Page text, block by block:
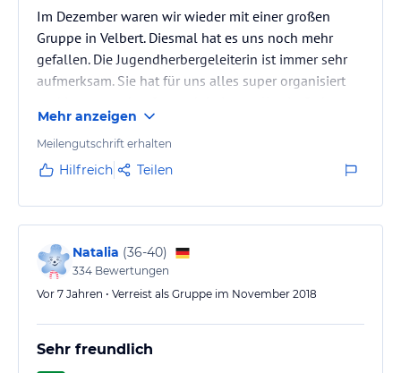
Im Dezember waren wir wieder mit einer großen
Gruppe in Velbert. Diesmal hat es uns noch mehr
gefallen. Die Jugendherbergeleiterin ist immer sehr
aufmerksam. Sie hat für uns alles super organisiert
wäre. Die Zimmer sind groß und sauber. Das einzige,
was verbessert werden kann ist Internet. WiFi gibt es
leider nur auf der ersten Etage. Es wäre nicht schlecht
nur Danke sagen. Sehr empfehlenswert.
Mehr anzeigen
Meilengutschrift erhalten
Hilfreich Teilen
Natalia (36-40)
334 Bewertungen
Vor 7 Jahren • Verreist als Gruppe im November 2018
Sehr freundlich